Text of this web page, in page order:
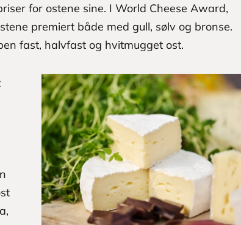
for ostene sine. I World Cheese Award,
premiert både med gull, sølv og bronse.
fast, halvfast og hvitmugget ost.